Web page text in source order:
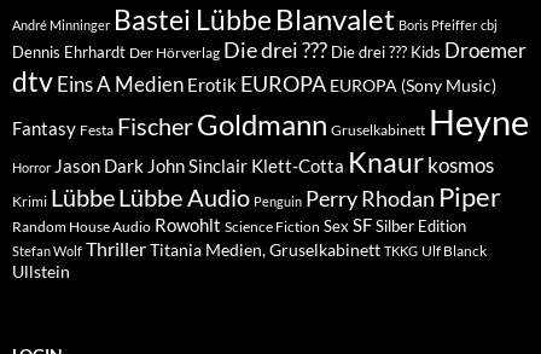
André Minninger Bastei Lübbe Blanvalet Boris Pfeiffer cbj
Dennis Ehrhardt Der Hörverlag Die drei ??? Die drei ??? Kids Droemer
dtvEins A Medien Erotik EUROPA EUROPA (Sony Music)
Fantasy Festa FischerGoldmann Gruselkabinett Heyne
Horror Jason Dark John Sinclair Klett-Cotta Knaur kosmos
Krimi LübbeLübbe Audio Penguin Perry Rhodan Piper
Random House Audio Rowohlt Science Fiction Sex SFSilber Edition
Stefan Wolf ThrillerTitania Medien, Gruselkabinett TKKG Ulf Blanck
Ullstein